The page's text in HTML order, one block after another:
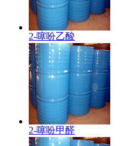
2-噻吩乙酸
2-噻吩甲醛